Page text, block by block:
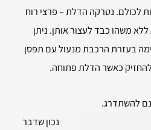
לכולם. נטרקה הדלת – פרצי רוח
משהו כבד לעצור אותן. ניתן
בעזרת הרכבת מנעול עם תפסן
כאשר הדלת פתוחה.
להשתדרג.
נכון שדבר